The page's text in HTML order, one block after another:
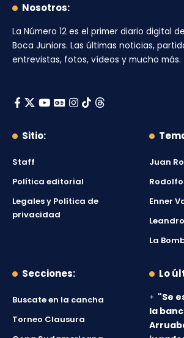
Nosotros:
La Número 12 es el primer diario digital
Boca Juniors. Las últimas noticias,
entrevistas, fotos, vídeos y mucho más.
Sitio:
Staff
Política editorial
Legales y Política de
privacidad
Juan
Enner
La
Secciones:
Buscate en la cancha
Torneo Clausura
Lo
"Se
la